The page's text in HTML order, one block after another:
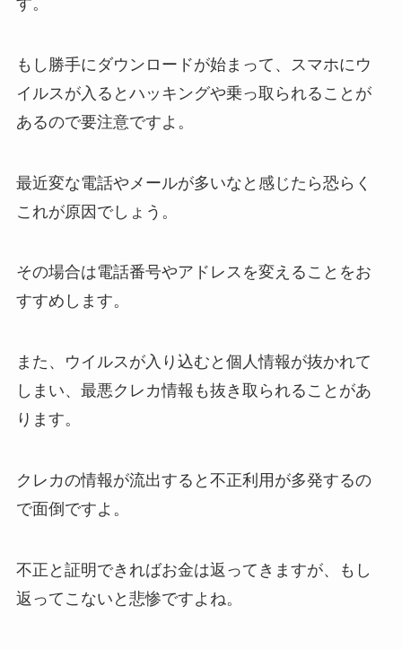
もし勝手にダウンロードが始まって、スマホにウ
イルスが入るとハッキングや乗っ取られることが
あるので要注意ですよ。
最近変な電話やメールが多いなと感じたら恐らく
これが原因でしょう。
その場合は電話番号やアドレスを変えることをお
すすめします。
また、ウイルスが入り込むと個人情報が抜かれて
しまい、最悪クレカ情報も抜き取られることがあ
ります。
クレカの情報が流出すると不正利用が多発するの
で面倒ですよ。
不正と証明できればお金は返ってきますが、もし
返ってこないと悲惨ですよね。